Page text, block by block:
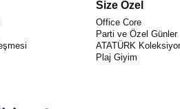
Size Özel
Office Core
Parti ve Özel Günler
ATATÜRK
Plaj Giyim